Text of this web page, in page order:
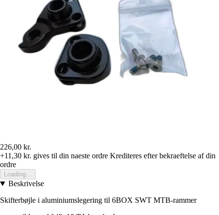
226,00 kr.
+11,30 kr. gives til din naeste ordre Krediteres efter bekraeftelse af din
ordre
Loading...
Beskrivelse
Skifterbøjle i aluminiumslegering til 6BOX SWT MTB-rammer